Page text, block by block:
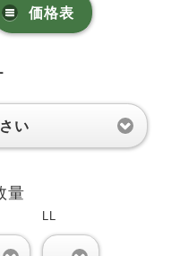
価格表
い
量
LL